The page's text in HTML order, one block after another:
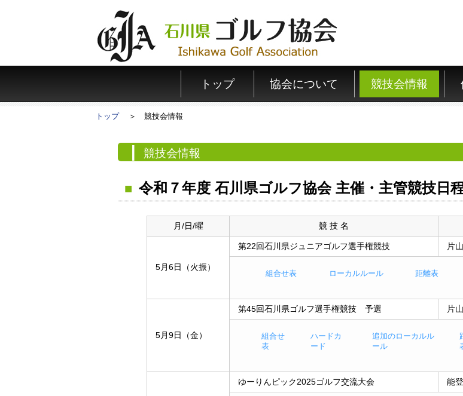
トップ 協会について 競技会情報
トップ 競技会情報
競技会情報
令和７年度 石川県ゴルフ協会 主催・主管競技日
月/日/曜 競 技 名
5月6日（火振）
第22回石川県ジュニアゴルフ選手権競技 片
組合せ表 ローカルルール 距離表
5月9日（金）
第45回石川県ゴルフ選手権競技 予選 片
組合せ
表
ハードカ
ード
追加のローカルル
ール
ゆーりんピック2025ゴルフ交流大会 能